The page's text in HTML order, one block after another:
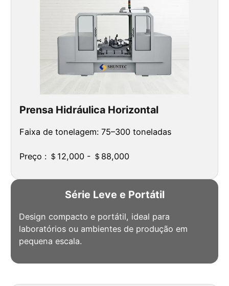
Prensa Hidráulica Horizontal
Faixa de tonelagem: 75–300 toneladas
Preço : ＄12,000 - ＄88,000
Série Leve e Portátil
Design compacto e portátil, ideal para
laboratórios ou ambientes de produção em
pequena escala.